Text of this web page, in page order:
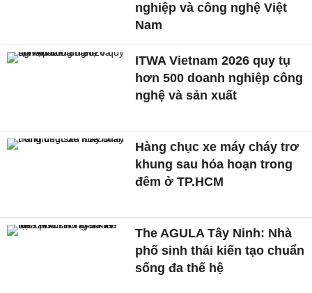
nghiệp và công nghệ Việt
Nam
ITWA Vietnam 2026 quy tụ
hơn 500 doanh nghiệp công
nghệ và sản xuất
Hàng chục xe máy cháy trơ
khung sau hỏa hoạn trong
đêm ở TP.HCM
The AGULA Tây Ninh: Nhà
phố sinh thái kiến tạo chuẩn
sống đa thế hệ